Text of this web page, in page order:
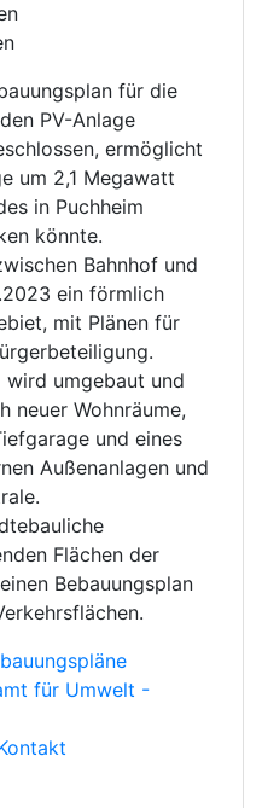
für die
PV-Anlage
ermöglicht
um 2,1 Megawatt
in Puchheim
könnte.
Bahnhof und
ein förmlich
mit Plänen für
umgebaut und
neuer Wohnräume,
und eines
Außenanlagen und
Flächen der
Bebauungsplan
für Umwelt -